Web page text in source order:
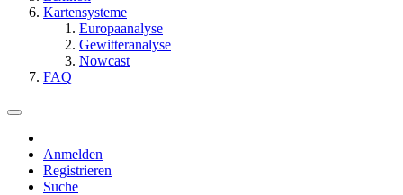
Kartensysteme
Europaanalyse
Gewitteranalyse
Nowcast
FAQ
Anmelden
Registrieren
Suche